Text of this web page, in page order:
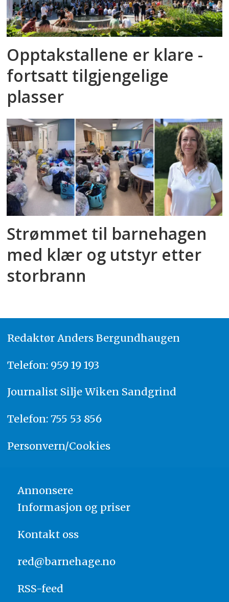
Opptakstallene er klare -
fortsatt tilgjengelige
plasser
Strømmet til barnehagen
med klær og utstyr etter
storbrann
Redaktør Anders Bergundhaugen
Telefon: 959 19 193
Journalist Silje Wiken Sandgrind
Telefon: 755 53 856
Personvern/Cookies
Annonsere
Informasjon og priser
Kontakt oss
red@barnehage.no
RSS-feed